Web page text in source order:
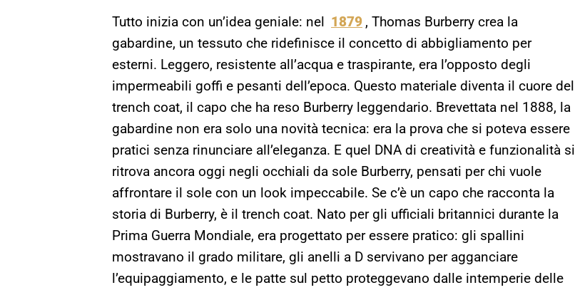
Tutto inizia con un’idea geniale: nel 1879 , Thomas Burberry crea la
gabardine, un tessuto che ridefinisce il concetto di abbigliamento per
esterni. Leggero, resistente all’acqua e traspirante, era l’opposto degli
impermeabili goffi e pesanti dell’epoca. Questo materiale diventa il cuore del
trench coat, il capo che ha reso Burberry leggendario. Brevettata nel 1888, la
gabardine non era solo una novità tecnica: era la prova che si poteva essere
pratici senza rinunciare all’eleganza. E quel DNA di creatività e funzionalità si
ritrova ancora oggi negli occhiali da sole Burberry, pensati per chi vuole
affrontare il sole con un look impeccabile. Se c’è un capo che racconta la
storia di Burberry, è il trench coat. Nato per gli ufficiali britannici durante la
Prima Guerra Mondiale, era progettato per essere pratico: gli spallini
mostravano il grado militare, gli anelli a D servivano per agganciare
l’equipaggiamento, e le patte sul petto proteggevano dalle intemperie delle